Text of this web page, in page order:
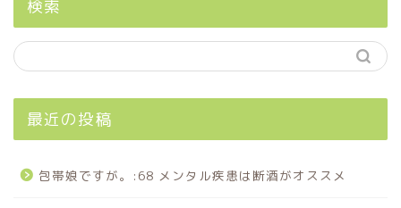
検索
最近の投稿
包帯娘ですが。:68 メンタル疾患は断酒がオススメ